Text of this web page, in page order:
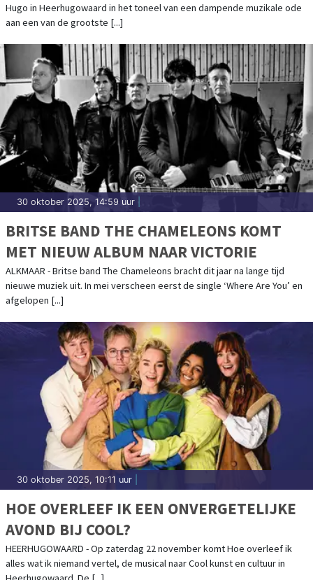
Hugo in Heerhugowaard in het toneel van een dampende muzikale ode
aan een van de grootste [...]
30 oktober 2025, 14:59 uur
BRITSE BAND THE CHAMELEONS KOMT
MET NIEUW ALBUM NAAR VICTORIE
ALKMAAR - Britse band The Chameleons bracht dit jaar na lange tijd
nieuwe muziek uit. In mei verscheen eerst de single ‘Where Are You’ en
afgelopen [...]
30 oktober 2025, 10:11 uur
HOE OVERLEEF IK EEN ONVERGETELIJKE
AVOND BIJ COOL?
HEERHUGOWAARD - Op zaterdag 22 november komt Hoe overleef ik
alles wat ik niemand vertel, de musical naar Cool kunst en cultuur in